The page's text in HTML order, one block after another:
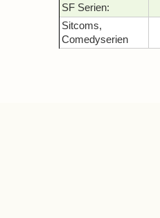
SF Serien:
Sitcoms,
Comedyserien